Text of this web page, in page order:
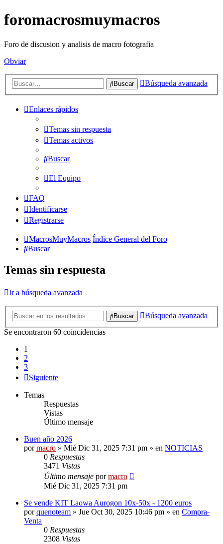
foromacrosmuymacros
Foro de discusion y analisis de macro fotografia
Obviar
Buscar Búsqueda avanzada
Enlaces rápidos
Temas sin respuesta
Temas activos
Buscar
El Equipo
FAQ
Identificarse
Registrarse
MacrosMuyMacros Índice General del Foro
Buscar
Temas sin respuesta
Ir a búsqueda avanzada
Buscar
Búsqueda avanzada
Se encontraron 60 coincidencias
1
2
3
Siguiente
Temas
Respuestas
Vistas
Último mensaje
Buen año 2026
pormacro » Mié Dic 31, 2025 7:31 pm » en NOTICIAS
0 Respuestas
3471 Vistas
Último mensaje pormacro
Mié Dic 31, 2025 7:31 pm
Se vende KIT Laowa Aurogon 10x-50x - 1200 euros
porquenoteam » Jue Oct 30, 2025 10:46 pm » en Compra-
Venta
0 Respuestas
2308 Vistas